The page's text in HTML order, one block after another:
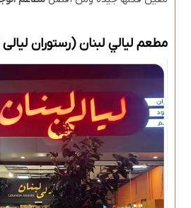
مطعم لیالي لبنان (رستوران لیالی